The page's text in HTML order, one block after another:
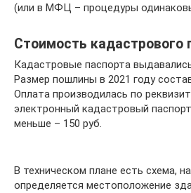
(или в МФЦ – процедуры
Стоимость кадастрового
Кадастровые паспорта
Размер пошлины в 2021 году
Оплата производилась по
электронный кадастровый
меньше – 150 руб.
В техническом плане есть схема,
определяется местоположение